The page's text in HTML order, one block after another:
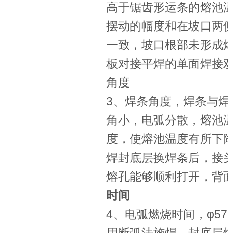
高于锯齿形运条的熔
摆动的幅度和在坡口
一致，坡口根部未形
板对接平焊的单面焊
角度
3、焊条角度，焊条与
角小，电弧分散，熔
度，使熔池温度有所
焊封底层换焊条后，
熔孔能够顺利打开，
时间
4、电弧燃烧时间，